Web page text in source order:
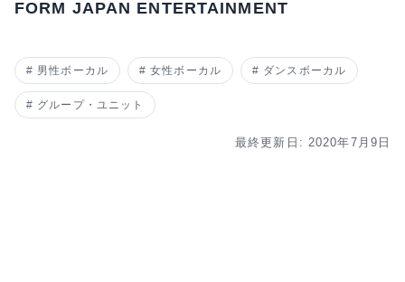
FORM JAPAN ENTERTAINMENT
男性ボーカル 女性ボーカル ダンスボーカル
グループ・ユニット
最終更新日: 2020年7月9日